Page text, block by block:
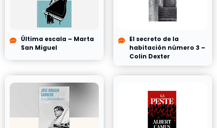
Última escala – Marta
San Miguel
El secreto de la
habitación número 3 –
Colin Dexter